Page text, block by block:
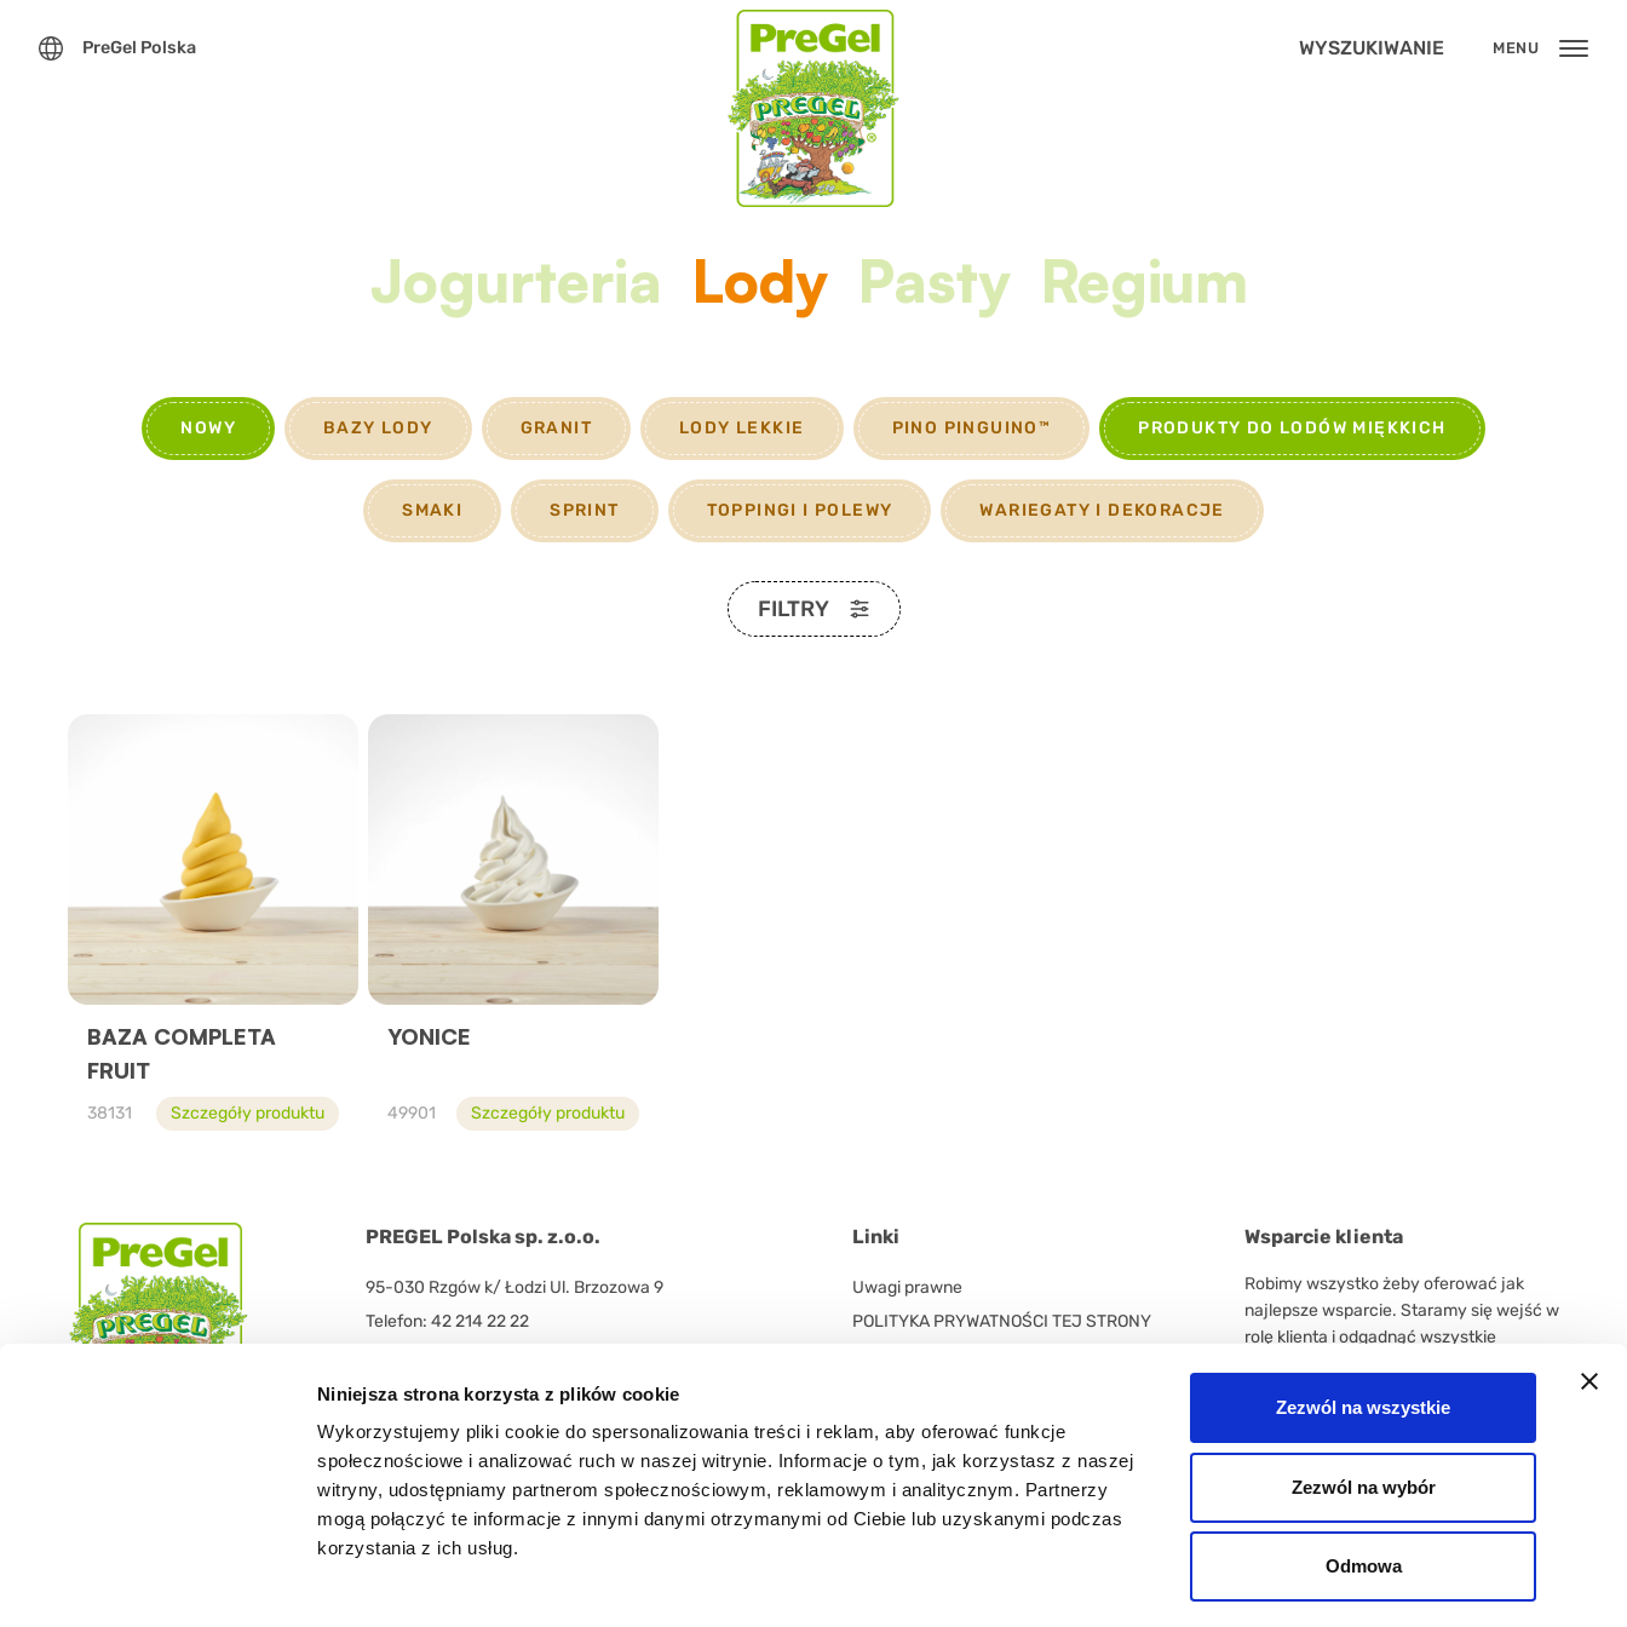
Niniejsza strona korzysta z plików cookie
Wykorzystujemy pliki cookie do spersonalizowania treści i reklam, aby oferować funkcje
społecznościowe i analizować ruch w naszej witrynie. Informacje o tym, jak korzystasz z naszej
witryny, udostępniamy partnerom społecznościowym, reklamowym i analitycznym. Partnerzy
mogą połączyć te informacje z innymi danymi otrzymanymi od Ciebie lub uzyskanymi podczas
korzystania z ich usług.
Zezwól na wszystkie
Zezwól na wybór
Odmowa
PreGel Polska WYSZUKIWANIE MENU
Jogurteria Lody Pasty Regium
NOWY BAZY LODY GRANIT LODY LEKKIE PINO PINGUINO™ PRODUKTY DO LODÓW MIĘKKICH
SMAKI SPRINT TOPPINGI I POLEWY WARIEGATY I DEKORACJE
FILTRY
BAZA COMPLETA
FRUIT
38131 Szczegóły produktu
YONICE
49901 Szczegóły produktu
PREGEL Polska sp. z.o.o.
95-030 Rzgów k/ Łodzi Ul. Brzozowa 9
Telefon: 42 214 22 22
Mail: biuro@pregel.pl
Linki
Uwagi prawne
POLITYKA PRYWATNOŚCI TEJ STRONY
Wsparcie klienta
Robimy wszystko żeby oferować jak
najlepsze wsparcie. Staramy się wejść w
rolę klienta i odgadnąć wszystkie
związanych z produktami, dostawami,
informacjami o rynku oraz innowacjach.